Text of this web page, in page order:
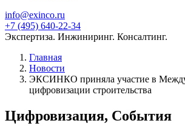
info@exinco.ru
+7 (495) 640-22-34
Экспертиза. Инжиниринг. Консалтинг.
Главная
Новости
ЭКСИНКО приняла участие в
цифровизации строительства
Цифровизация, События